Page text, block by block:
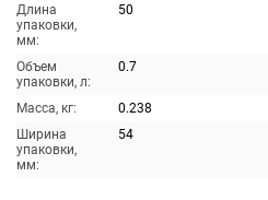
Длина
упаковки,
мм:
50
Объем
упаковки, л:
0.7
Масса, кг:
0.238
Ширина
упаковки,
мм:
54